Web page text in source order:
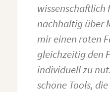
nachhaltig über
mir einen roten
gleichzeitig den
individuell zu
schöne Tools,